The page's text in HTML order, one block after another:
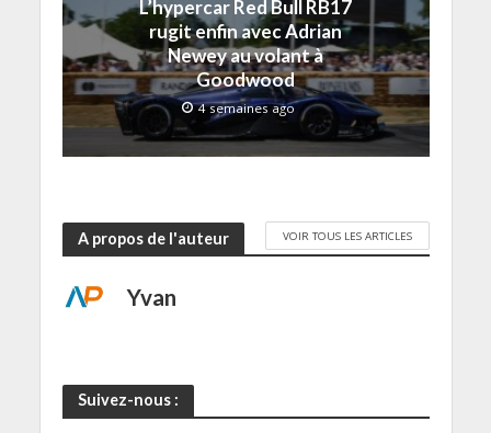
e
e
n
ê
t
r
e
) ) e
)
L’hypercar Red Bull RB17
rugit enfin avec Adrian
Newey au volant à
Goodwood
4 semaines ago
A propos de l'auteur VOIR TOUS LES ARTICLES
Yvan
Suivez-nous :